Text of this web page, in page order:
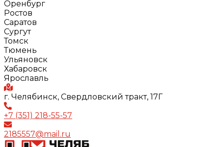
Оренбург
Ростов
Саратов
Сургут
Томск
Тюмень
Ульяновск
Хабаровск
Ярославль
г. Челябинск, Свердловский тракт, 17Г
+7 (351) 218-55-57
2185557@mail.ru